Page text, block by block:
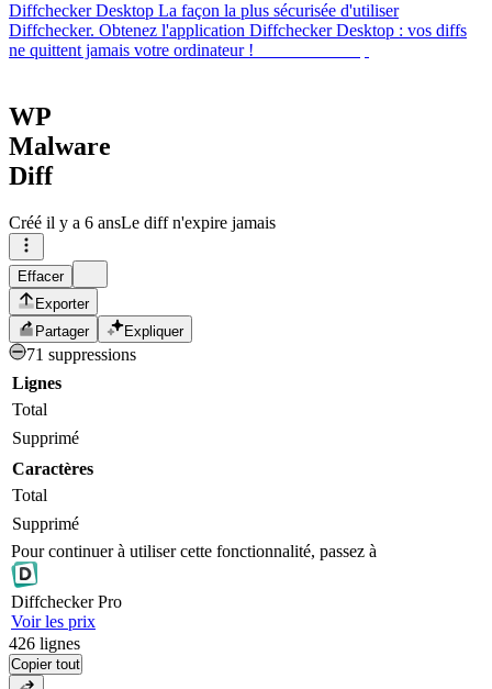
Diffchecker Desktop La façon la plus sécurisée d'utiliser
Diffchecker. Obtenez l'application Diffchecker Desktop : vos diffs
ne quittent jamais votre ordinateur !
WP
Malware
Diff
Créé il y a 6 ansLe diff n'expire jamais
Effacer
Exporter
Partager
Expliquer
71 suppressions
Lignes
Total
Supprimé
Caractères
Total
Supprimé
Pour continuer à utiliser cette fonctionnalité, passez à
DiffcheckerPro
Voir les prix
426 lignes
Copier tout